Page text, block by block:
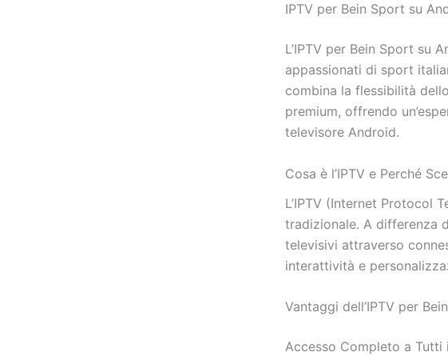
IPTV per Bein Sport su
L’IPTV per Bein Sport su
appassionati di sport
combina la flessibilità
premium, offrendo
televisore Android.
Cosa è l’IPTV e Perché
L’IPTV (Internet Protocol
tradizionale. A differenza
televisivi attraverso
interattività e
Vantaggi dell’IPTV per
Accesso Completo a Tutti